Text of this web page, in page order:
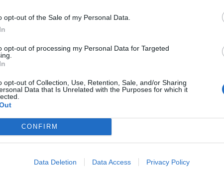
opt-out of the Sale of my Personal Data.
opt-out of processing my Personal Data for Targeted
opt-out of Collection, Use, Retention, Sale, and/or Sharing
Data that Is Unrelated with the Purposes for which it
CONFIRM
Data Deletion Data Access Privacy Policy
(fot. Albert Zawada / PAP)
ewakuowano około 100 osób.
temperaturze.
wody z samolotów i śmigłowców.
wymaga intensywnych działań strażaków. Choć
sytuacja jest